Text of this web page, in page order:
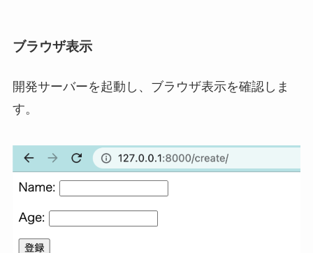
ブラウザ表示
開発サーバーを起動し、ブラウザ表示を確認しま
す。